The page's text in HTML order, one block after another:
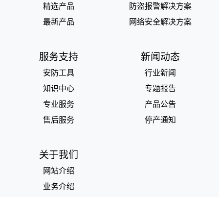
精选产品
最新产品
防盗报警解决方案
网络安全解决方案
服务支持
安防工具
知识中心
专业服务
售后服务
新闻动态
行业新闻
专题报告
产品公告
停产通知
关于我们
网站介绍
业务介绍